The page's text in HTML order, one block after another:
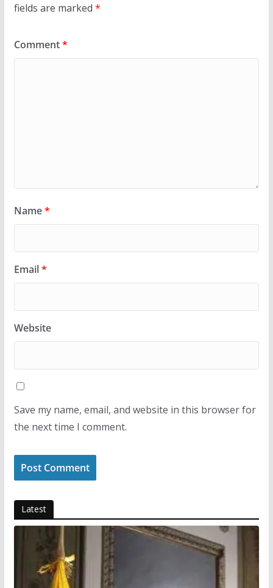
fields are marked *
Comment*
Name*
Email*
Website
Save my name, email, and website in this browser for
the next time I comment.
Latest